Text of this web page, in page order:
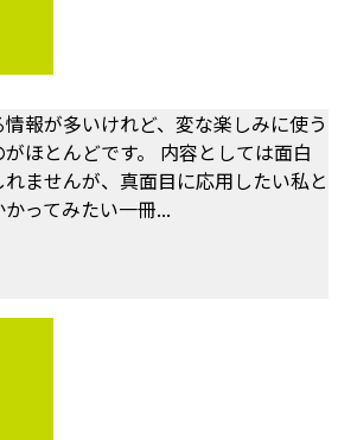
報が多いけれど、変な楽しみに使う
ほとんどです。 内容としては面白
ませんが、真面目に応用したい私と
ってみたい一冊...